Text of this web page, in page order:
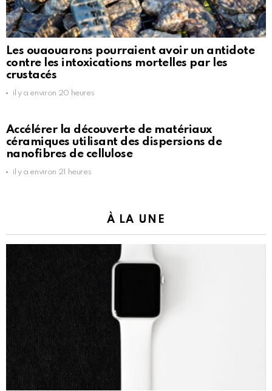
Les ouaouarons pourraient avoir un antidote
contre les intoxications mortelles par les
crustacés
il y a environ 20 heures
Accélérer la découverte de matériaux
céramiques utilisant des dispersions de
nanofibres de cellulose
il y a environ 21 heures
À LA UNE